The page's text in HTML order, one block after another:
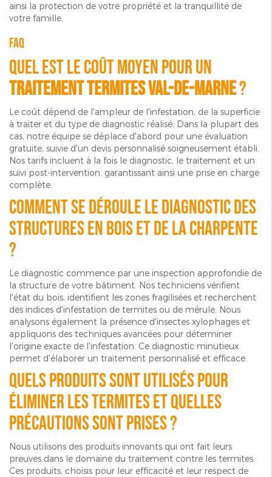
ainsi la protection de votre propriété et la tranquillité de
votre famille.
FAQ
Quel est le coût moyen pour un
Traitement termites Val-de-Marne?
Le coût dépend de l'ampleur de l'infestation, de la superficie
à traiter et du type de diagnostic réalisé. Dans la plupart des
cas, notre équipe se déplace d'abord pour une évaluation
gratuite, suivie d'un devis personnalisé soigneusement établi.
Nos tarifs incluent à la fois le diagnostic, le traitement et un
suivi post-intervention, garantissant ainsi une prise en charge
complète.
Comment se déroule le diagnostic des
structures en bois et de la charpente
?
Le diagnostic commence par une inspection approfondie de
la structure de votre bâtiment. Nos techniciens vérifient
l'état du bois, identifient les zones fragilisées et recherchent
des indices d'infestation de termites ou de mérule. Nous
analysons également la présence d'insectes xylophages et
appliquons des techniques avancées pour déterminer
l'origine exacte de l'infestation. Ce diagnostic minutieux
permet d'élaborer un traitement personnalisé et efficace.
Quels produits sont utilisés pour
éliminer les termites et quelles
précautions sont prises ?
Nous utilisons des produits innovants qui ont fait leurs
preuves dans le domaine du traitement contre les termites.
Ces produits, choisis pour leur efficacité et leur respect de